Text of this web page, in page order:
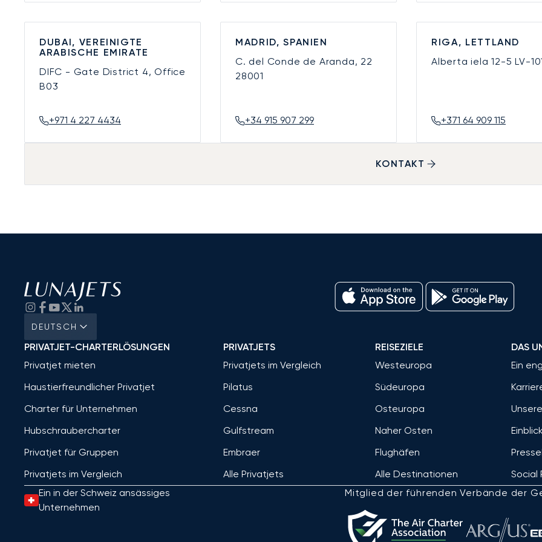
DUBAI, VEREINIGTE
ARABISCHE EMIRATE
DIFC - Gate District 4, Office
B03
+971 4 227 4434
MADRID, SPANIEN
C. del Conde de Aranda, 22
28001
+34 915 907 299
RIGA, LETTLAND
Alberta iela 12-5LV-
+371 64 909 115
KONTAKT
DEUTSCH
PRIVATJET-CHARTERLÖSUNGEN
Privatjet mieten
Haustierfreundlicher Privatjet
Charter für Unternehmen
Hubschraubercharter
Privatjet für Gruppen
Privatjets im Vergleich
PRIVATJETS
Privatjets im Vergleich
Pilatus
Cessna
Gulfstream
Embraer
Alle Privatjets
REISEZIELE
Westeuropa
Südeuropa
Osteuropa
Naher Osten
Flughäfen
Alle Destinationen
DAS
Ein
Social
Ein in der Schweiz ansässiges
Unternehmen
Mitglied der führenden Verbände der